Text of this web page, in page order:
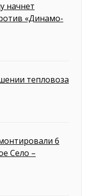
начнет
«Динамо-
тепловоза
6
Село –